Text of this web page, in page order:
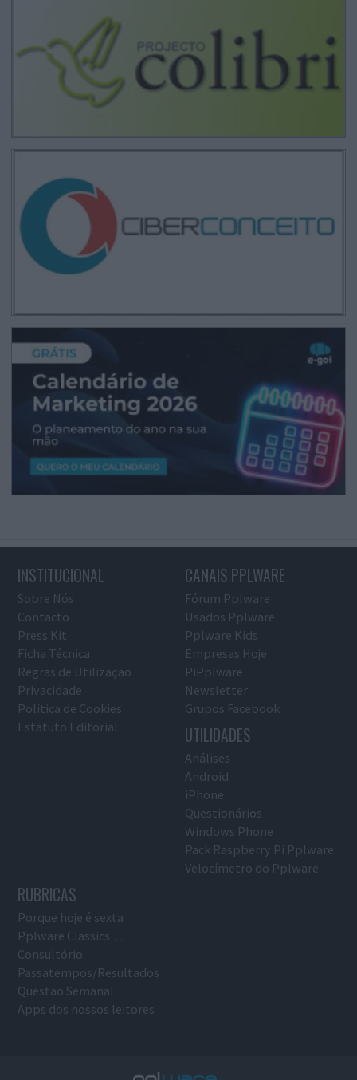
INSTITUCIONAL
Sobre Nós
Contacto
Press Kit
Ficha Técnica
Regras de Utilização
Privacidade
Política de Cookies
Estatuto Editorial
CANAIS PPLWARE
Fórum Pplware
Usados Pplware
Pplware Kids
Empresas Hoje
PiPplware
Newsletter
Grupos Facebook
UTILIDADES
Análises
Android
iPhone
Questionários
Windows Phone
Pack Raspberry Pi Pplware
Velocímetro do Pplware
RUBRICAS
Porque hoje é sexta
Pplware Classics…
Consultório
Passatempos/Resultados
Questão Semanal
Apps dos nossos leitores